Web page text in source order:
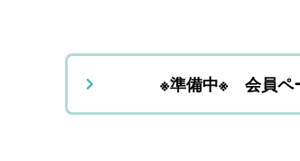
※準備中※ 会員ペ